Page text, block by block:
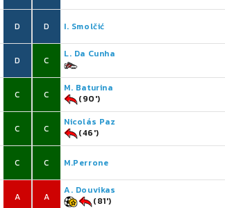
D
D
C
C
C
A
D I. Smolčić
C
L. Da Cunha
C
M. Baturina
(90')
C
Nicolás Paz
(46')
C M.Perrone
A
A. Douvikas
(81')